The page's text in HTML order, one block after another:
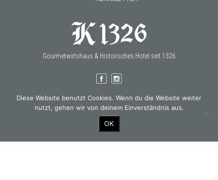
Gourmetwirtshaus & Historisches Hotel seit 1326
OUR PARTNERS
Diese Website benutzt Cookies. Wenn du die Website weiter
nutzt, gehen wir von deinem Einverständnis aus.
OK